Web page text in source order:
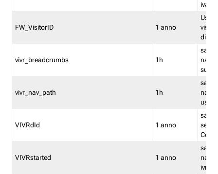
iva/
FW_VisitorID 1 anno
vivr_breadcrumbs 1h
salva
su
vivr_nav_path 1h
salva
VIVRdId 1 anno
salva
Convy
VIVRstarted 1 anno
salva
ivr